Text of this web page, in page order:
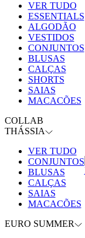
VER TUDO
ESSENTIALS
ALGODÃO
VESTIDOS
CONJUNTOS
BLUSAS
CALÇAS
SHORTS
SAIAS
MACACÕES
COLLAB
THÁSSIA
VER TUDO
CONJUNTOS
BLUSAS
CALÇAS
SAIAS
MACACÕES
EURO SUMMER